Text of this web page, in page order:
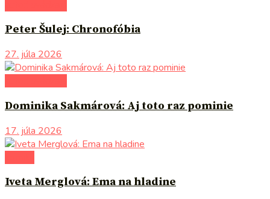
Peter Šulej: Chronofóbia
27. júla 2026
Dominika Sakmárová: Aj toto raz pominie
17. júla 2026
Iveta Merglová: Ema na hladine